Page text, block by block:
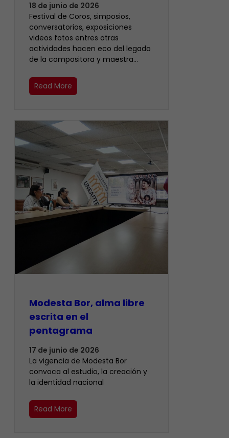
18 de junio de 2026
Festival de Coros, simposios,
conversatorios, exposiciones
videos fotos entres otras
actividades hacen eco del legado
de la compositora y maestra…
Read More
Modesta Bor, alma libre
escrita en el
pentagrama
17 de junio de 2026
La vigencia de Modesta Bor
convoca al estudio, la creación y
la identidad nacional
Read More